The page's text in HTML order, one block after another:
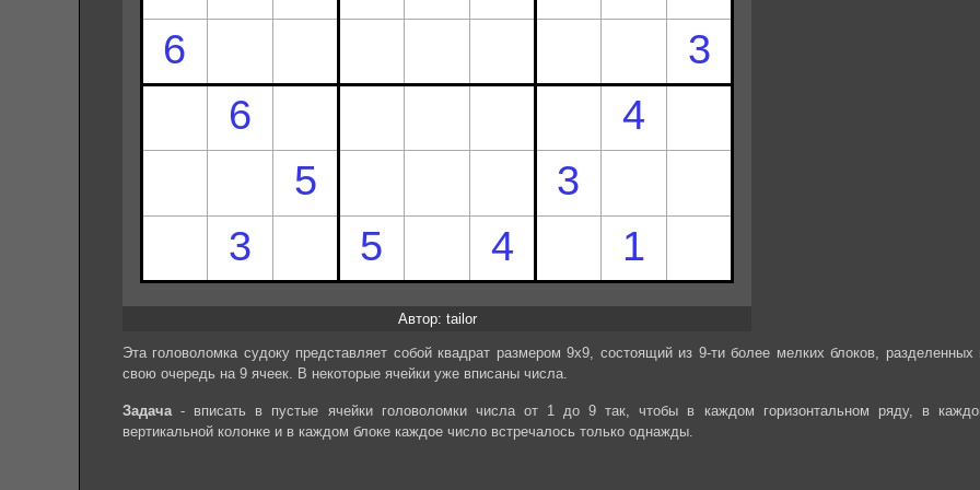
Автор: tailor
Эта головоломка судоку представляет собой квадрат размером 9х9, состоящий из 9-ти более мелких блоков, разделенных
свою очередь на 9 ячеек. В некоторые ячейки уже вписаны числа.
Задача- вписать в пустые ячейки головоломки числа от 1 до 9 так, чтобы в каждом горизонтальном ряду, в
вертикальной колонке и в каждом блоке каждое число встречалось только однажды.